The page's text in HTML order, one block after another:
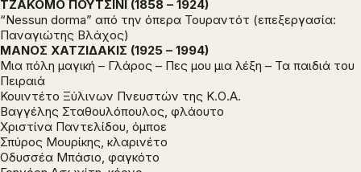
ΤΖΑΚΟΜΟ ΠΟΥΤΣΙΝΙ (1858 – 1924)
“Nessun dorma” από την όπερα Τουραντότ (επεξεργασία:
Παναγιώτης Βλάχος)
ΜΑΝΟΣ ΧΑΤΖΙΔΑΚΙΣ (1925 – 1994)
Μια πόλη μαγική – Γλάρος – Πες μου μια λέξη – Τα παιδιά του
Πειραιά
Κουιντέτο Ξύλινων Πνευστών της Κ.Ο.Α.
Βαγγέλης Σταθουλόπουλος, φλάουτο
Χριστίνα Παντελίδου, όμποε
Σπύρος Μουρίκης, κλαρινέτο
Οδυσσέα Μπάσιο, φαγκότο